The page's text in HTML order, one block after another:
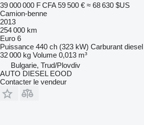
39 000 000 F CFA 59 500 € ≈ 68 630 $US
Camion-benne
2013
254 000 km
Euro 6
Puissance 440 ch (323 kW) Carburant diesel
32 000 kg Volume 0,013 m³
Bulgarie, Trud/Plovdiv
AUTO DIESEL EOOD
Contacter le vendeur